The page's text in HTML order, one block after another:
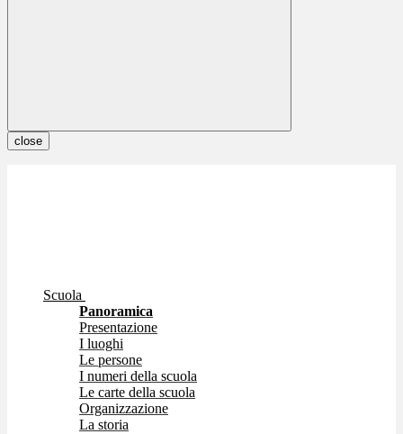
close
Scuola
Panoramica
Presentazione
I luoghi
Le persone
I numeri della scuola
Le carte della scuola
Organizzazione
La storia